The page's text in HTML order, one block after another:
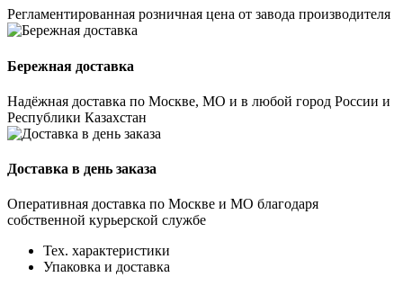
Регламентированная розничная цена от завода производителя
Бережная доставка
Надёжная доставка по Москве, МО и в любой город России и
Республики Казахстан
Доставка в день заказа
Оперативная доставка по Москве и МО благодаря
собственной курьерской службе
Тех. характеристики
Упаковка и доставка